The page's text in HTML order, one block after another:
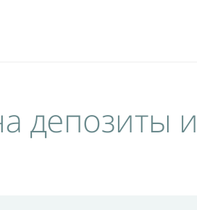
депозиты